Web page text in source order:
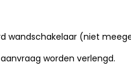
wandschakelaar (niet
worden verlengd.